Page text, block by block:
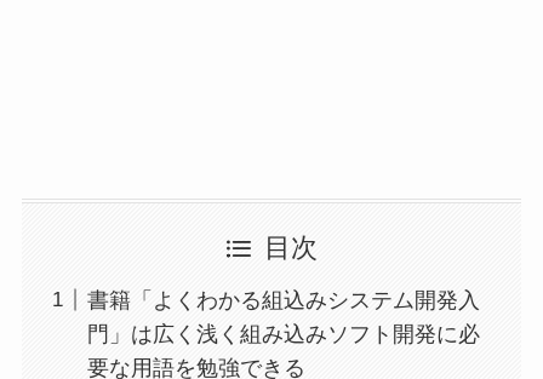
目次
書籍「よくわかる組込みシステム開発入
門」は広く浅く組み込みソフト開発に必
要な用語を勉強できる